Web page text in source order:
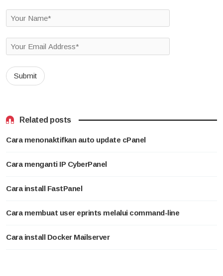
Related posts
Cara menonaktifkan auto update cPanel
Cara menganti IP CyberPanel
Cara install FastPanel
Cara membuat user eprints melalui command-line
Cara install Docker Mailserver